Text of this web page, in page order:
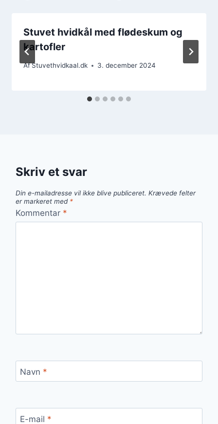
Stuvet hvidkål med flødeskum og
kartofler
AfStuvethvidkaal.dk 3. december 2024
Skriv et svar
Din e-mailadresse vil ikke blive publiceret. Krævede felter
er markeret med *
Kommentar *
Navn *
E-mail *